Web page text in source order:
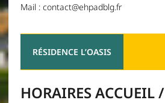
Mail : contact@ehpadblg.fr
RÉSIDENCE L’OASIS
HORAIRES ACCUEIL /